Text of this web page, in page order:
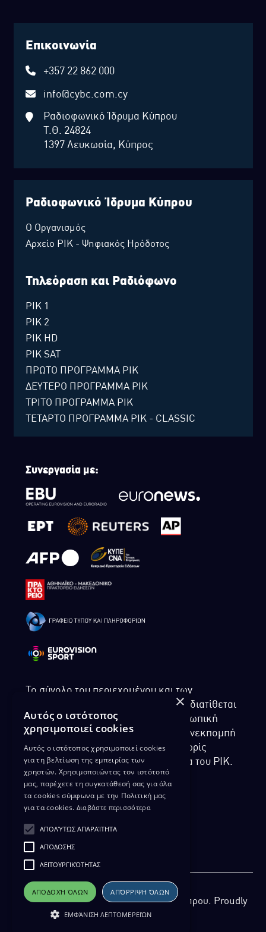
Επικοινωνία
+357 22 862 000
info@cybc.com.cy
Ραδιοφωνικό Ίδρυμα Κύπρου
Τ.Θ. 24824
1397 Λευκωσία, Κύπρος
Ραδιοφωνικό Ίδρυμα Κύπρου
Ο Οργανισμός
Αρχείο ΡΙΚ - Ψηφιακός Ηρόδοτος
Τηλεόραση και Ραδιόφωνο
ΡΙΚ 1
ΡΙΚ 2
ΡΙΚ HD
ΡΙΚ SAT
ΠΡΩΤΟ ΠΡΟΓΡΑΜΜΑ ΡΙΚ
ΔΕΥΤΕΡΟ ΠΡΟΓΡΑΜΜΑ ΡΙΚ
ΤΡΙΤΟ ΠΡΟΓΡΑΜΜΑ ΡΙΚ
ΤΕΤΑΡΤΟ ΠΡΟΓΡΑΜΜΑ ΡΙΚ - CLASSIC
Συνεργασία με:
Το σύνολο του περιεχομένου και των
υπηρεσιών της ιστοσελίδας του ΡΙΚ διατίθεται
στους επισκέπτες αυστηρά για προσωπική
χρήση. Απαγορεύεται η χρήση ή επανεκπομπή
του, σε οποιοδήποτε μορφή, με ή χωρίς
επεξεργασία και χωρίς γραπτή άδεια του ΡΙΚ.
ΔΙΚΑΙΩΜΑ ΠΡΟΣΤΑΣΙΑΣ ΔΕΔΟΜΕΝΩΝ
ΠΟΛΙΤΙΚΗ ΑΠΟΡΡΗΤΟΥ
ΔΙΑΘΕΣΗ ΑΡΧΕΙΑΚΟΥ ΥΛΙΚΟΥ
ΠΟΛΙΤΙΚΗ ΑΠΟΡΡΗΤΟΥ EUROVISION
Copyright 2026 Ραδιοφωνικό Ίδρυμα Κύπρου. Proudly
developed byPixel Actionsfor ΡΙΚ
×
Αυτός ο ιστότοπος
χρησιμοποιεί cookies
Αυτός ο ιστότοπος χρησιμοποιεί cookies
για τη βελτίωση της εμπειρίας των
χρηστών. Χρησιμοποιώντας τον ιστότοπό
μας, παρέχετε τη συγκατάθεσή σας για όλα
τα cookies σύμφωνα με την Πολιτική μας
για τα cookies. Διαβάστε περισσότερα
ΑΠΟΛΎΤΩΣ ΑΠΑΡΑΊΤΗΤΑ
ΑΠΌΔΟΣΗΣ
ΛΕΙΤΟΥΡΓΙΚΌΤΗΤΑΣ
ΑΠΟΔΟΧΉ ΌΛΩΝ ΑΠΌΡΡΙΨΗ ΌΛΩΝ
ΕΜΦΆΝΙΣΗ ΛΕΠΤΟΜΕΡΕΙΏΝ